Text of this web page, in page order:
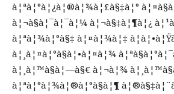
à¦ªà¦°à¦¿à¦®à¦¾à¦£à§‡à¦°
à¦¬à§à¦¯à¦¯à¦¼ à¦¬à§‡à¦¶à¦¿
à¦ªà¦¾à¦°à§‡ à¦¤à¦¾à¦‡
à¦¸à¦¤à¦°à§à¦•à¦¤à¦¾
à¦¸à¦™à§à¦—à§€ à¦¬à¦¾
à¦ªà¦°à¦¾à¦®à¦°à§à¦¶